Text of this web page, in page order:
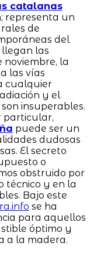
catalanas
representa un
de
del
llegan las
la
las vías
cualquier
y el
insuperables.
particular,
puede ser un
dudosas
El secreto
o
obstruido por
técnico y en la
Bajo este
se ha
para aquellos
óptimo y
a la madera.